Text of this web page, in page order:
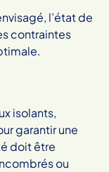
l’état de
contraintes
isolants,
garantir une
doit être
ou